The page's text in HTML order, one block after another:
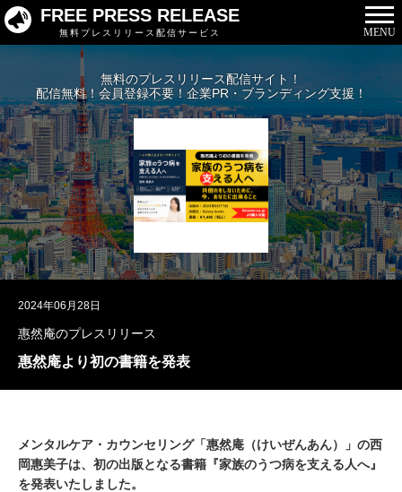
FREE PRESS RELEASE
無料プレスリリース配信サービス MENU
無料のプレスリリース配信サイト！
配信無料！会員登録不要！企業PR・ブランディング支援！
2024年06月28日
惠然庵のプレスリリース
惠然庵より初の書籍を発表
メンタルケア・カウンセリング「惠然庵（けいぜんあん）」の西
岡惠美子は、初の出版となる書籍『家族のうつ病を支える人へ』
を発表いたしました。